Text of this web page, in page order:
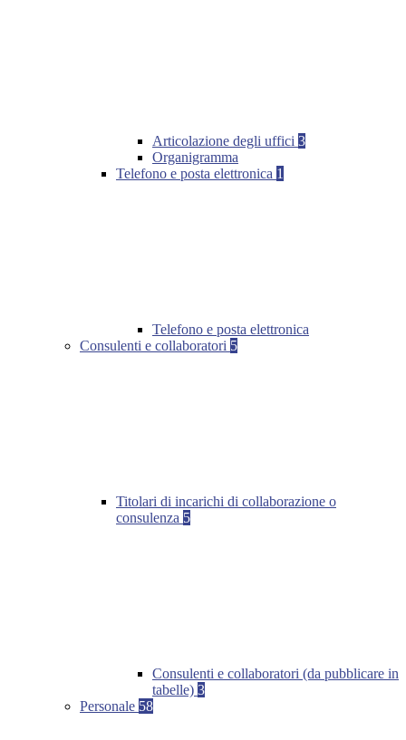
Articolazione degli uffici 3
Organigramma
Telefono e posta elettronica 1
Telefono e posta elettronica
Consulenti e collaboratori 5
Titolari di incarichi di collaborazione o
consulenza 5
Consulenti e collaboratori (da pubblicare in
tabelle) 3
Personale 58